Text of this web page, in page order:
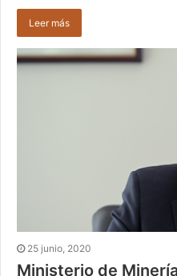
Leer más
25 junio, 2020
Ministerio de